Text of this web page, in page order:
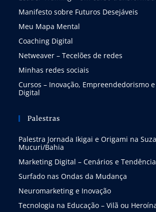
Manifesto sobre Futuros Desejáveis
Meu Mapa Mental
Coaching Digital
Netweaver – Tecelões de redes
Minhas redes sociais
Cursos – Inovação, Empreendedorismo
Digital
Palestras
Palestra Jornada Ikigai e Origami na
Mucuri/Bahia
Marketing Digital – Cenários e
Surfado nas Ondas da Mudança
Neuromarketing e Inovação
Tecnologia na Educação – Vilã ou